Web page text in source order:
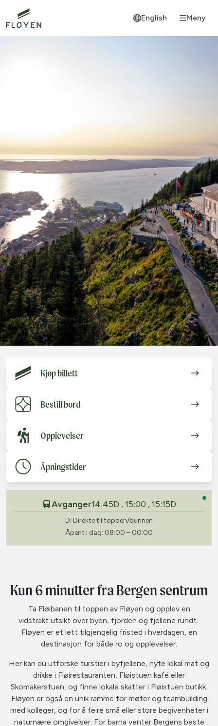
English Meny
Kjøp billett
Bestill bord
Opplevelser
Åpningstider
Avganger14:45D , 15:00 , 15:15D
D: Direkte til toppen/bunnen
Åpent i dag: 08:00 – 00:00
Kun 6 minutter fra Bergen sentrum
Ta Fløibanen til toppen av Fløyen og opplev en
vidstrakt utsikt over byen, fjorden og fjellene rundt.
Fløyen er et lett tilgjengelig fristed i hverdagen, en
destinasjon for både ro og opplevelser.
Her kan du utforske turstier i byfjellene, nyte lokal mat og
drikke i Fløirestauranten, Fløistuen kafé eller
Skomakerstuen, og finne lokale skatter i Fløistuen butikk.
Fløyen er også en unik ramme for møter og teambuilding
med kolleger, og for å feire små eller store begivenheter i
naturnære omgivelser. For barna venter Bergens beste